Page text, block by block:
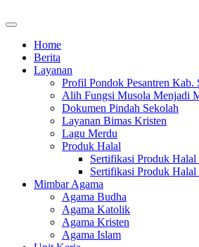
Home
Berita
Layanan
Profil Pondok Pesantren Kab.
Alih Fungsi Musola Menjadi
Dokumen Pindah Sekolah
Layanan Bimas Kristen
Lagu Merdu
Produk Halal
Sertifikasi Produk Halal
Sertifikasi Produk Halal
Mimbar Agama
Agama Budha
Agama Katolik
Agama Kristen
Agama Islam